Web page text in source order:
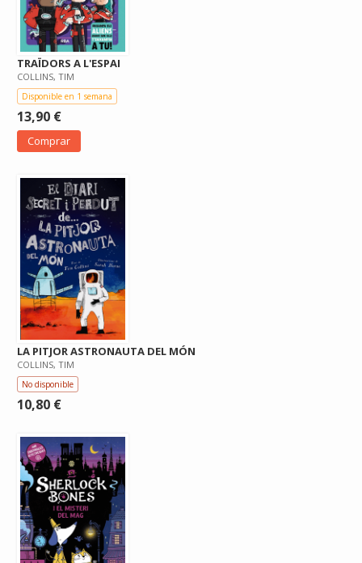
TRAÏDORS A L'ESPAI
COLLINS, TIM
Disponible en 1 semana
13,90 €
Comprar
LA PITJOR ASTRONAUTA DEL MÓN
COLLINS, TIM
No disponible
10,80 €